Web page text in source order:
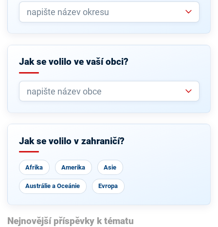
Jak se volilo ve vaší obci?
Jak se volilo v zahraničí?
Afrika Amerika Asie
Austrálie a Oceánie Evropa
Nejnovější příspěvky k tématu